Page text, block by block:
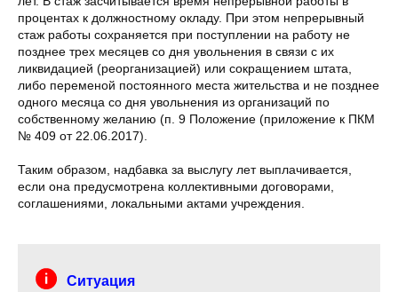
процентах к должностному окладу. При этом непрерывный
стаж работы сохраняется при поступлении на работу не
позднее трех месяцев со дня увольнения в связи с их
ликвидацией (реорганизацией) или сокращением штата,
либо переменой постоянного места жительства и не позднее
одного месяца со дня увольнения из организаций по
собственному желанию (п. 9 Положение (приложение к ПКМ
№ 409 от 22.06.2017).
Таким образом, надбавка за выслугу лет выплачивается,
если она предусмотрена коллективными договорами,
соглашениями, локальными актами учреждения.
Ситуация